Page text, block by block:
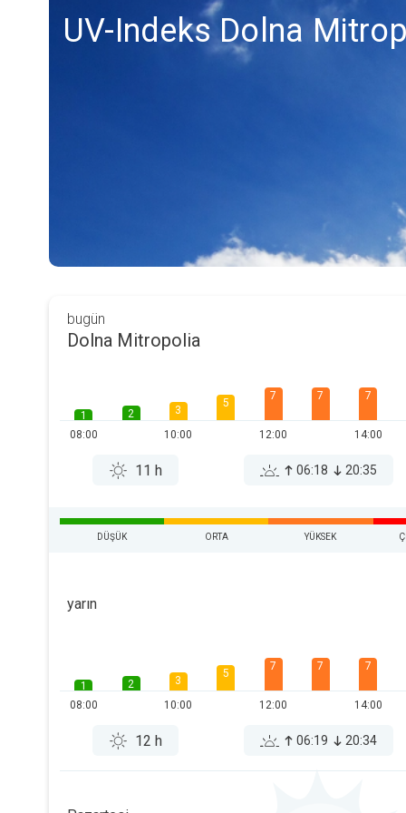
UV-Indeks Dolna
bugün
Dolna Mitropolia
1
08:00
2
3
10:00
5
7
12:00
7 7
14:00
11 h 06:18 20:35
DÜŞÜK ORTA YÜKSEK
yarın
1
08:00
2
3
10:00
5
7
12:00
7 7
14:00
12 h 06:19 20:34